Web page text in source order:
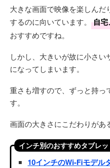
大きな画面で映像を楽しん
するのに向いています。
自
おすすめですね。
しかし、大きいが故に小さ
になってしまいます。
重さも増すので、ずっと持
す。
画面の大きさにこだわりがあ
インチ別のおすすめタブレッ
10インチのWi-Fiモデル